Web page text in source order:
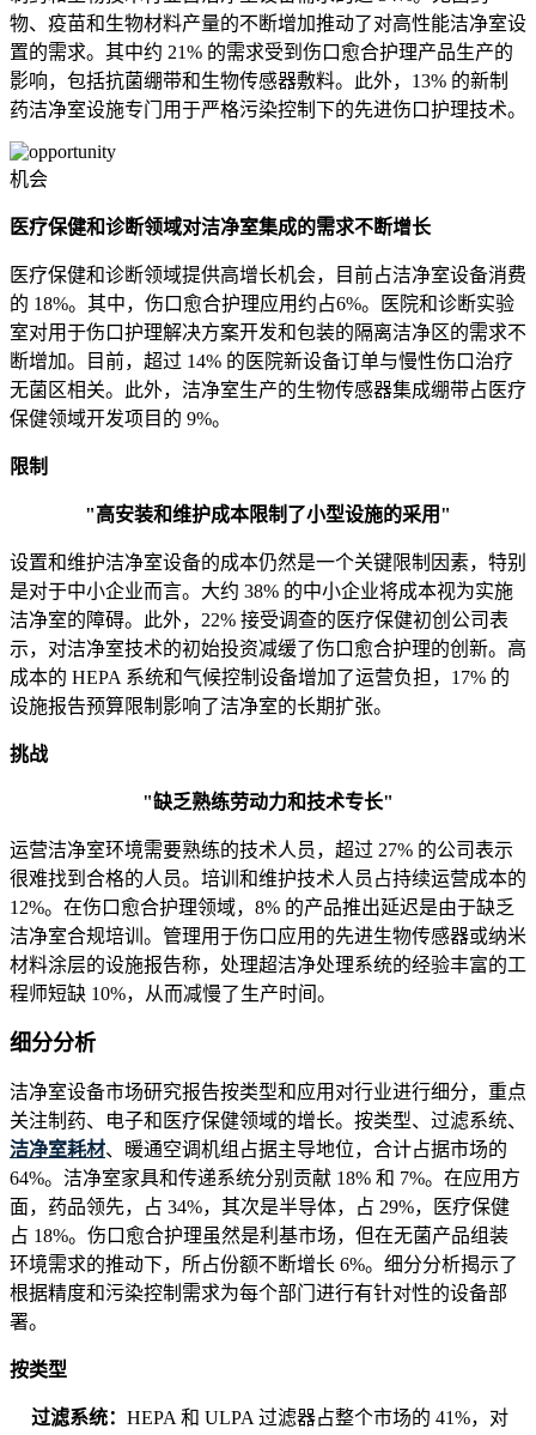
物、疫苗和生物材料产量的不断增加推动了对高性能洁净室设
置的需求。其中约 21% 的需求受到伤口愈合护理产品生产的
影响，包括抗菌绷带和生物传感器敷料。此外，13% 的新制
药洁净室设施专门用于严格污染控制下的先进伤口护理技术。
机会
医疗保健和诊断领域对洁净室集成的需求不断增长
医疗保健和诊断领域提供高增长机会，目前占洁净室设备消费
的 18%。其中，伤口愈合护理应用约占6%。医院和诊断实验
室对用于伤口护理解决方案开发和包装的隔离洁净区的需求不
断增加。目前，超过 14% 的医院新设备订单与慢性伤口治疗
无菌区相关。此外，洁净室生产的生物传感器集成绷带占医疗
保健领域开发项目的 9%。
限制
"高安装和维护成本限制了小型设施的采用"
设置和维护洁净室设备的成本仍然是一个关键限制因素，特别
是对于中小企业而言。大约 38% 的中小企业将成本视为实施
洁净室的障碍。此外，22% 接受调查的医疗保健初创公司表
示，对洁净室技术的初始投资减缓了伤口愈合护理的创新。高
成本的 HEPA 系统和气候控制设备增加了运营负担，17% 的
设施报告预算限制影响了洁净室的长期扩张。
挑战
"缺乏熟练劳动力和技术专长"
运营洁净室环境需要熟练的技术人员，超过 27% 的公司表示
很难找到合格的人员。培训和维护技术人员占持续运营成本的
12%。在伤口愈合护理领域，8% 的产品推出延迟是由于缺乏
洁净室合规培训。管理用于伤口应用的先进生物传感器或纳米
材料涂层的设施报告称，处理超洁净处理系统的经验丰富的工
程师短缺 10%，从而减慢了生产时间。
细分分析
洁净室设备市场研究报告按类型和应用对行业进行细分，重点
关注制药、电子和医疗保健领域的增长。按类型、过滤系统、
洁净室耗材、暖通空调机组占据主导地位，合计占据市场的
64%。洁净室家具和传递系统分别贡献 18% 和 7%。在应用方
面，药品领先，占 34%，其次是半导体，占 29%，医疗保健
占 18%。伤口愈合护理虽然是利基市场，但在无菌产品组装
环境需求的推动下，所占份额不断增长 6%。细分分析揭示了
根据精度和污染控制需求为每个部门进行有针对性的设备部
署。
按类型
过滤系统： HEPA 和 ULPA 过滤器占整个市场的 41%，对